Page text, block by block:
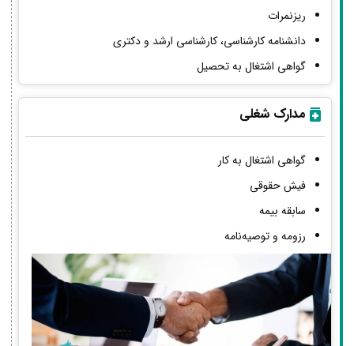
ریزنمرات
دانشنامه کارشناسی، کارشناسی ارشد و دکتری
گواهی اشتغال به تحصیل
مدارک شغلی
گواهی اشتغال به کار
فیش حقوقی
سابقه بیمه
رزومه و توصیه‌نامه